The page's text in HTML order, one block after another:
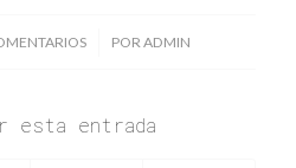
/ PORADMIN
esta entrada